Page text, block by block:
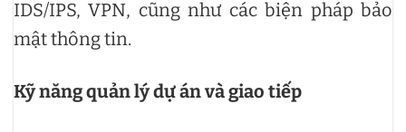
IDS/IPS, VPN, cũng như các biện pháp bảo
mật thông tin.
Kỹ năng quản lý dự án và giao tiếp